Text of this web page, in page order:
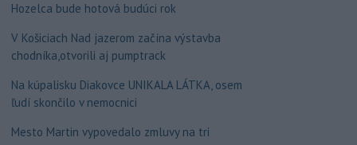
Hozelca bude hotová budúci rok
V Košiciach Nad jazerom začína výstavba
chodníka,otvorili aj pumptrack
Na kúpalisku Diakovce UNIKALA LÁTKA, osem
ľudí skončilo v nemocnici
Mesto Martin vypovedalo zmluvy na tri